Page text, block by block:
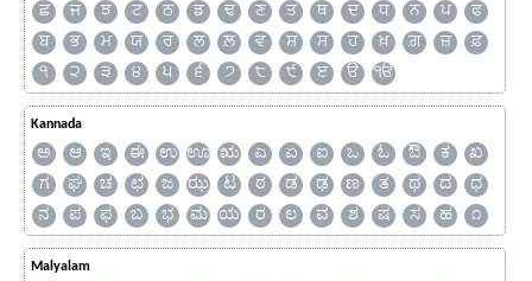
ਛ
ਜ ਝ ਟ ਠ ਡ ਢ ਣ ਤ ਥ ਦ ਧ ਨ ਪ
ਫ
ਬ
ਭ ਮ ਯ ਰ ਲ ਲ਼ ਵ ਸ਼ ਸ ਹ ਖ਼ ਗ਼ ਜ਼
ਫ਼
੧
੨ ੩ ੪ ੫ ੬ ੭ ੮ ੯ ੲ ੳ ੴ
Kannada
ಅ ಆ ಇ ಈ ಉ ಊ ಋ ಎ ಏ ಐ ಒ ಓ ಔ ಕ
ಖ
ಗ
ಘ ಚ ಛ ಜ ಝ ಟ ಠ ಡ ಢ ಣ ತ ಥ ದ
ಧ
ನ
ಪ ಫ ಬ ಭ ಮ ಯ ರ ಲ ವ ಶ ಷ ಸ ಹ ೧
Malyalam